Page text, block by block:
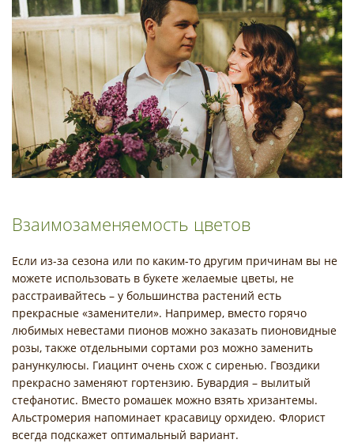
Взаимозаменяемость цветов
Если из-за сезона или по каким-то другим причинам вы не
можете использовать в букете желаемые цветы, не
расстраивайтесь – у большинства растений есть
прекрасные «заменители». Например, вместо горячо
любимых невестами пионов можно заказать пионовидные
розы, также отдельными сортами роз можно заменить
ранункулюсы. Гиацинт очень схож с сиренью. Гвоздики
прекрасно заменяют гортензию. Бувардия – вылитый
стефанотис. Вместо ромашек можно взять хризантемы.
Альстромерия напоминает красавицу орхидею. Флорист
всегда подскажет оптимальный вариант.